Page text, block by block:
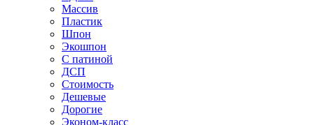
Массив
Пластик
Шпон
Экошпон
С патиной
ДСП
Стоимость
Дешевые
Дорогие
Эконом-класс